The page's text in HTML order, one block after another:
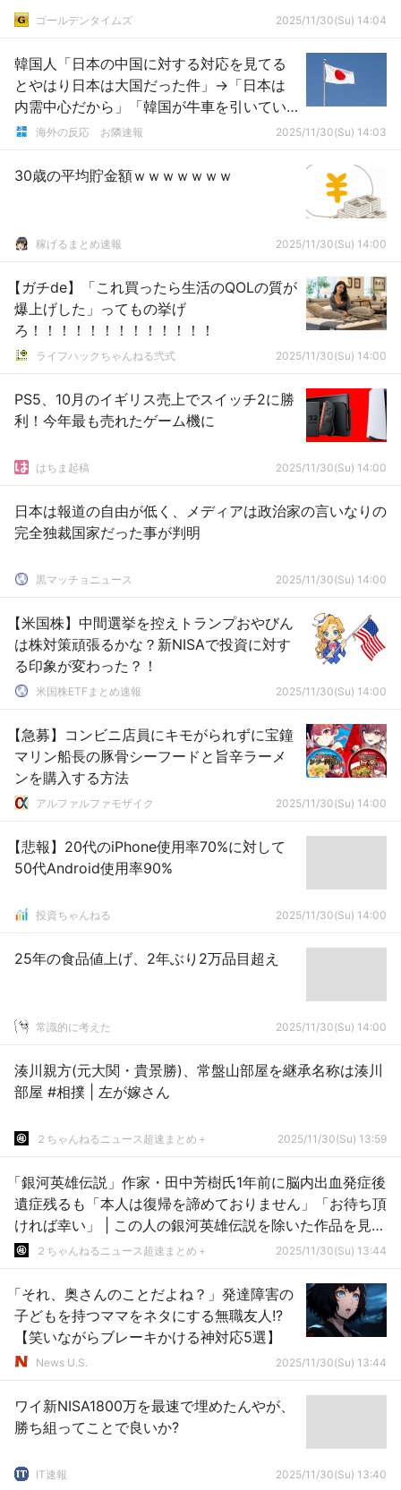
ゴールデンタイムズ 2025/11/30(Su) 14:04
韓国人「日本の中国に対する対応を見てる
とやはり日本は大国だった件」→「日本は
内需中心だから」「韓国が牛車を引いてい
た時、空母から戦闘機を飛ばした国であ
勝つという保障はない」
海外の反応 お隣速報 2025/11/30(Su) 14:03
30歳の平均貯金額ｗｗｗｗｗｗｗ
稼げるまとめ速報 2025/11/30(Su) 14:00
【ガチde】「これ買ったら生活のQOLの質が
爆上げした」ってもの挙げ
ろ！！！！！！！！！！！！！
ライフハックちゃんねる弐式 2025/11/30(Su) 14:00
PS5、10月のイギリス売上でスイッチ2に勝
利！今年最も売れたゲーム機に
はちま起稿 2025/11/30(Su) 14:00
日本は報道の自由が低く、メディアは政治家の言いなりの
完全独裁国家だった事が判明
黒マッチョニュース 2025/11/30(Su) 14:00
【米国株】中間選挙を控えトランプおやびん
は株対策頑張るかな？新NISAで投資に対す
る印象が変わった？！
米国株ETFまとめ速報 2025/11/30(Su) 14:00
【急募】コンビニ店員にキモがられずに宝鐘
マリン船長の豚骨シーフードと旨辛ラーメ
ンを購入する方法
アルファルファモザイク 2025/11/30(Su) 14:00
【悲報】20代のiPhone使用率70%に対して
50代Android使用率90%
投資ちゃんねる 2025/11/30(Su) 14:00
25年の食品値上げ、2年ぶり2万品目超え
常識的に考えた 2025/11/30(Su) 14:00
湊川親方(元大関・貴景勝)、常盤山部屋を継承名称は湊川
部屋 #相撲 | 左が嫁さん
２ちゃんねるニュース超速まとめ＋ 2025/11/30(Su) 13:59
「銀河英雄伝説」作家・田中芳樹氏1年前に脳内出血発症後
遺症残るも「本人は復帰を諦めておりません」「お待ち頂
ければ幸い」 | この人の銀河英雄伝説を除いた作品を見る
限り２ちゃんねるニュース超速まとめ＋ 2025/11/30(Su) 13:44
「それ、奥さんのことだよね？」発達障害の
子どもを持つママをネタにする無職友人!?
【笑いながらブレーキかける神対応5選】
News U.S. 2025/11/30(Su) 13:44
ワイ新NISA1800万を最速で埋めたんやが、
勝ち組ってことで良いか?
IT速報 2025/11/30(Su) 13:40